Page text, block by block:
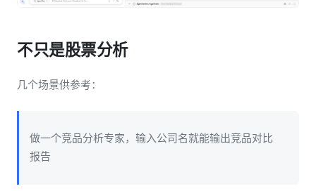
不只是股票分析
几个场景供参考：
做一个竞品分析专家，输入公司名就能输出竞品对比
报告